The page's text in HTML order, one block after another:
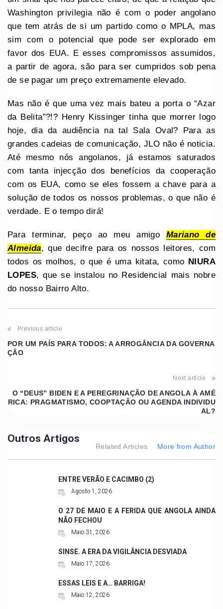
Washington privilegia não é com o poder angolano
que tem atrás de si um partido como o MPLA, mas
sim com o potencial que pode ser explorado em
favor dos EUA. E esses compromissos assumidos,
a partir de agora, são para ser cumpridos sob pena
de se pagar um preço extremamente elevado.
Mas não é que uma vez mais bateu a porta o “Azar
da Belita”?!? Henry Kissinger tinha que morrer logo
hoje, dia da audiência na tal Sala Oval? Para as
grandes cadeias de comunicação, JLO não é noticia.
Até mesmo nós angolanos, já estamos saturados
com tanta injecção dos benefícios da cooperação
com os EUA, como se eles fossem a chave para a
solução de todos os nossos problemas, o que não é
verdade. E o tempo dirá!
Para terminar, peço ao meu amigo Mariano de
Almeida, que decifre para os nossos leitores, com
todos os molhos, o que é uma kitata, como NIURA
LOPES, que se instalou no Residencial mais nobre
do nosso Bairro Alto.
Previous article
POR UM PAÍS PARA TODOS: A ARROGÂNCIA DA GOVERNA
ÇÃO
Next article
O “DEUS” BIDEN E A PEREGRINAÇÃO DE ANGOLA À AMÉ
RICA: PRAGMATISMO, COOPTAÇÃO OU AGENDA INDIVIDU
AL?
Outros Artigos
Related Articles More from Author
ENTRE VERÃO E CACIMBO (2)
Agosto 1, 2026
O 27 DE MAIO E A FERIDA QUE ANGOLA AINDA
NÃO FECHOU
Maio 31, 2026
SINSE. A ERA DA VIGILÂNCIA DESVIADA
Maio 17, 2026
ESSAS LEIS E A… BARRIGA!
Maio 12, 2026